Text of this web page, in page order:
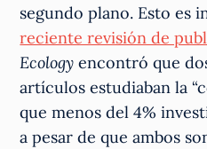
segundo plano. Esto es
reciente revisión de
Ecology encontró que
artículos estudiaban la
que menos del 4%
a pesar de que ambos